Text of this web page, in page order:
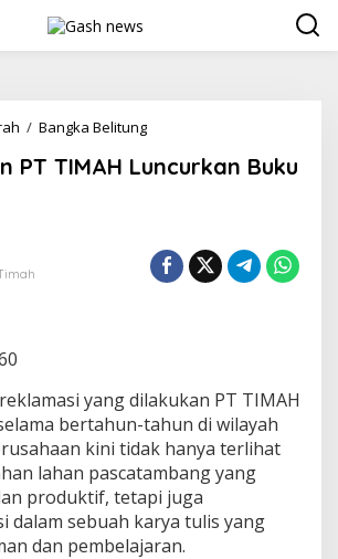
/ Bangka Belitung17
PT
SELARAS
PT TIMAH Luncurkan Buku
yang dilakukan PT TIMAH
bertahun-tahun di wilayah
kini tidak hanya terlihat
lahan pascatambang yang
produktif, tetapi juga
dalam sebuah karya tulis yang
dan pembelajaran.